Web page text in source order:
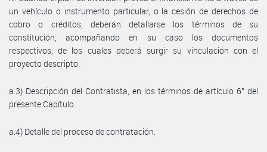
un vehículo o instrumento particular, o la cesión de derechos de
cobro o créditos, deberán detallarse los términos de su
constitución, acompañando en su caso los documentos
respectivos, de los cuales deberá surgir su vinculación con el
proyecto descripto.
a.3) Descripción del Contratista, en los términos de artículo 6° del
presente Capítulo.
a.4) Detalle del proceso de contratación.